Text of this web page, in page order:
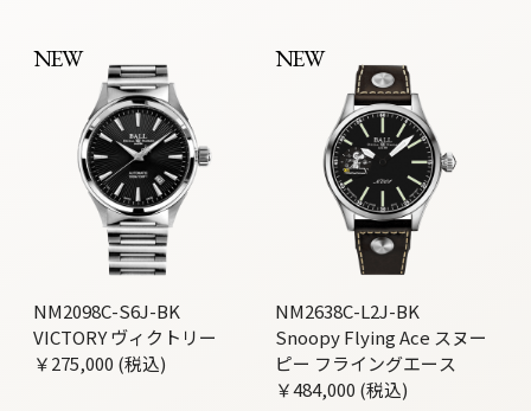
NEW
NM2098C-S6J-BK
VICTORY ヴィクトリー
￥275,000 (税込)
NEW
NM2638C-L2J-BK
Snoopy Flying Ace スヌー
ピー フライングエース
￥484,000 (税込)